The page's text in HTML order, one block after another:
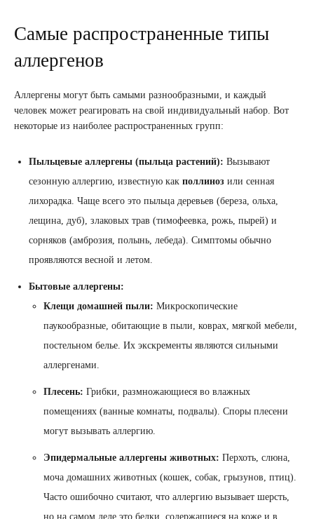
Самые распространенные типы
аллергенов
Аллергены могут быть самыми разнообразными, и каждый
человек может реагировать на свой индивидуальный набор. Вот
некоторые из наиболее распространенных групп:
Пыльцевые аллергены (пыльца растений): Вызывают
сезонную аллергию, известную как поллиноз или сенная
лихорадка. Чаще всего это пыльца деревьев (береза, ольха,
лещина, дуб), злаковых трав (тимофеевка, рожь, пырей) и
сорняков (амброзия, полынь, лебеда). Симптомы обычно
проявляются весной и летом.
Бытовые аллергены:
Клещи домашней пыли: Микроскопические
паукообразные, обитающие в пыли, коврах, мягкой мебели,
постельном белье. Их экскременты являются сильными
аллергенами.
Плесень: Грибки, размножающиеся во влажных
помещениях (ванные комнаты, подвалы). Споры плесени
могут вызывать аллергию.
Эпидермальные аллергены животных: Перхоть, слюна,
моча домашних животных (кошек, собак, грызунов, птиц).
Часто ошибочно считают, что аллергию вызывает шерсть,
но на самом деле это белки, содержащиеся на коже и в